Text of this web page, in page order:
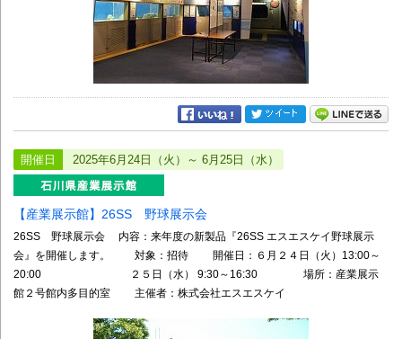
開催日 2025年6月24日（火）～ 6月25日（水）
【産業展示館】26SS 野球展示会
26SS 野球展示会 内容：来年度の新製品『26SS エスエスケイ野球展示
会』を開催します。 対象：招待 開催日：６月２４日（火）13:00～
20:00 ２５日（水） 9:30～16:30 場所：産業展示
館２号館内多目的室 主催者：株式会社エスエスケイ